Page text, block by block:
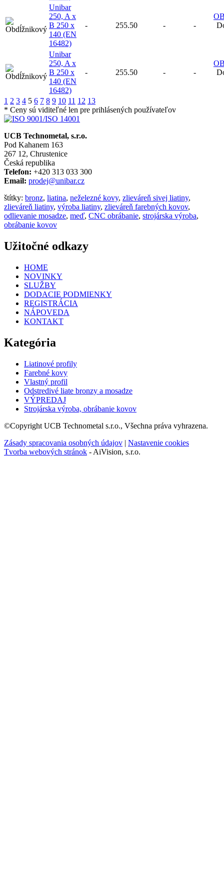
Unibar
250, A x
B 250 x
140 (EN
16482)
- 255.50 - -
Unibar
250, A x
B 250 x
140 (EN
16482)
- 255.50 - -
1 2 3 4 5 6 7 8 9 10 11 12 13
* Ceny sú viditeľné len pre prihlásených používateľov
UCB Technometal, s.r.o.
Pod Kahanem 163
267 12, Chrustenice
Česká republika
Telefon: +420 313 033 300
Email: prodej@unibar.cz
štítky: bronz, liatina, neželezné kovy, zlieváreň sivej liatiny,
zlieváreň liatiny, výroba liatiny, zlieváreň farebných kovov,
odlievanie mosadze, meď, CNC obrábanie, strojárska výroba,
obrábanie kovov
Užitočné odkazy
HOME
NOVINKY
SLUŽBY
DODACIE PODMIENKY
REGISTRÁCIA
NÁPOVEDA
KONTAKT
Kategória
Liatinové profily
Farebné kovy
Vlastný profil
Odstredivé liate bronzy a mosadze
VÝPREDAJ
Strojárska výroba, obrábanie kovov
©Copyright UCB Technometal s.r.o., Všechna práva vyhrazena.
Zásady spracovania osobných údajov | Nastavenie cookies
Tvorba webových stránok - AiVision, s.r.o.